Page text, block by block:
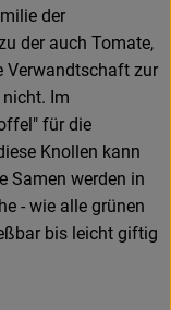
der
der auch Tomate,
Verwandtschaft zur
Im
für die
Knollen kann
Samen werden in
- wie alle grünen
bis leicht giftig